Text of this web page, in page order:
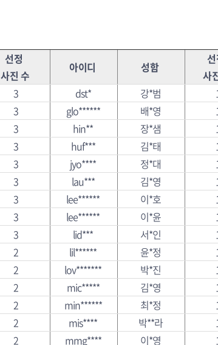
선정
사진 수
아이디 성함
사
3 dst* 강*범
3 glo****** 배*영
3 hin** 장*샘
3 huf*** 김*태
3 jyo**** 정*대
3 lau*** 김*영
3 lee****** 이*호
3 lee****** 이*윤
3 lid*** 서*인
2 lil****** 윤*정
2 lov******* 박*진
2 mic***** 김*영
2 min****** 최*정
2 mis**** 박**라
2 mmg**** 이*영